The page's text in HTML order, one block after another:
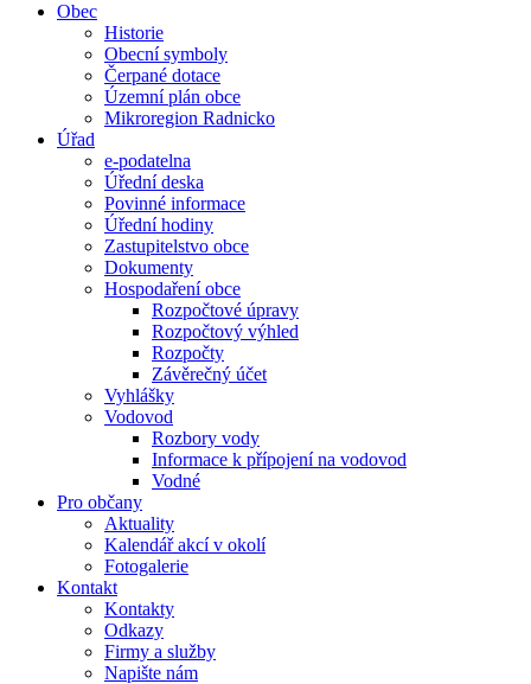
Obec
Historie
Obecní symboly
Čerpané dotace
Územní plán obce
Mikroregion Radnicko
Úřad
e-podatelna
Úřední deska
Povinné informace
Úřední hodiny
Zastupitelstvo obce
Dokumenty
Hospodaření obce
Rozpočtové úpravy
Rozpočtový výhled
Rozpočty
Závěrečný účet
Vyhlášky
Vodovod
Rozbory vody
Informace k přípojení na vodovod
Vodné
Pro občany
Aktuality
Kalendář akcí v okolí
Fotogalerie
Kontakt
Kontakty
Odkazy
Firmy a služby
Napište nám